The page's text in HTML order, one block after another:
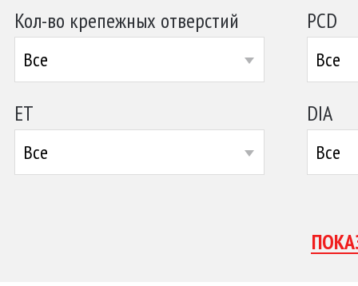
Кол-во крепежных отверстий
Все
PCD
Все
ET
Все
DIA
Все